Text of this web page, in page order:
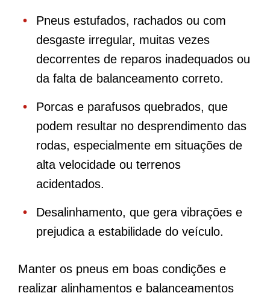
Pneus estufados, rachados ou com
desgaste irregular, muitas vezes
decorrentes de reparos inadequados ou
da falta de balanceamento correto.
Porcas e parafusos quebrados, que
podem resultar no desprendimento das
rodas, especialmente em situações de
alta velocidade ou terrenos
acidentados.
Desalinhamento, que gera vibrações e
prejudica a estabilidade do veículo.
Manter os pneus em boas condições e
realizar alinhamentos e balanceamentos